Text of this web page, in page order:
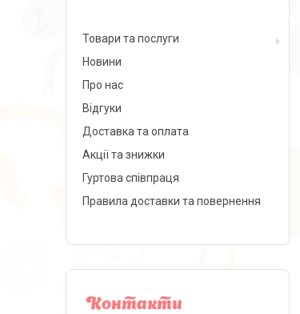
Товари та послуги
Новини
Про нас
Відгуки
Доставка та оплата
Акції та знижки
Гуртова співпраця
Правила доставки та повернення
Контакти